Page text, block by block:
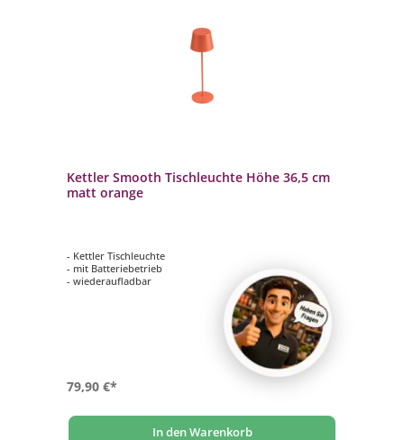
Kettler Smooth Tischleuchte Höhe 36,5 cm
matt orange
- Kettler Tischleuchte
- mit Batteriebetrieb
- wiederaufladbar
79,90 €*
In den Warenkorb